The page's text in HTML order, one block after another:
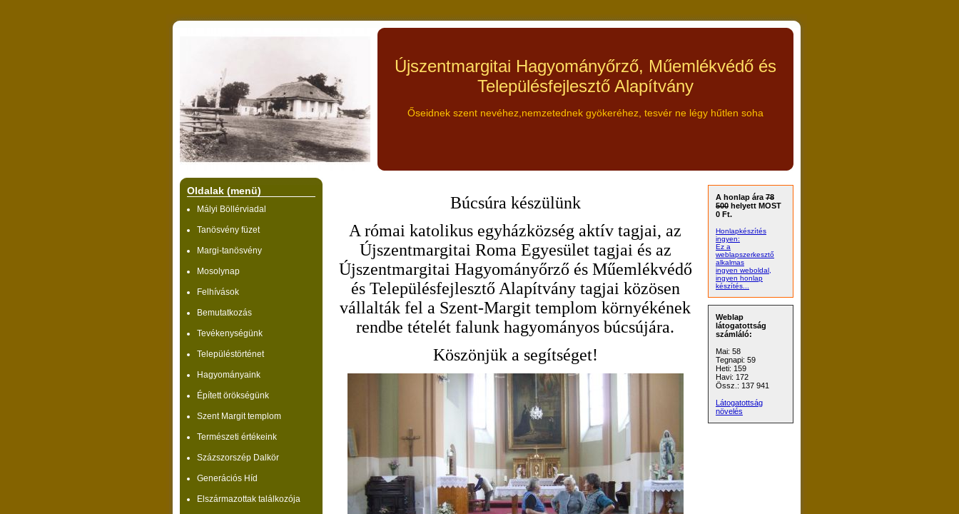
Újszentmargitai Hagyományőrző, Műemlékvédő és
Településfejlesztő Alapítvány
Őseidnek szent nevéhez,nemzetednek gyökeréhez, tesvér ne légy hűtlen soha
Oldalak (menü)
Mályi Böllérviadal
Tanösvény füzet
Margi-tanösvény
Mosolynap
Felhívások
Bemutatkozás
Tevékenységünk
Településtörténet
Hagyományaink
Épített örökségünk
Szent Margit templom
Természeti értékeink
Százszorszép Dalkör
Generációs Híd
Elszármazottak találkozója
Búcsúra készülünk
A római katolikus egyházközség aktív tagjai, az
Újszentmargitai Roma Egyesület tagjai és az
Újszentmargitai Hagyományőrző és Műemlékvédő
és Településfejlesztő Alapítvány tagjai közösen
vállalták fel a Szent-Margit templom környékének
rendbe tételét falunk hagyományos búcsújára.
Köszönjük a segítséget!
A honlap ára 78
500 helyett MOST
0 Ft.
Honlapkészítés
ingyen:
Ez a
weblapszerkesztő
alkalmas
ingyen weboldal,
ingyen honlap
készítés...
Weblap
látogatottság
számláló:
Mai: 58
Tegnapi: 59
Heti: 159
Havi: 172
Össz.: 137 941
Látogatottság
növelés